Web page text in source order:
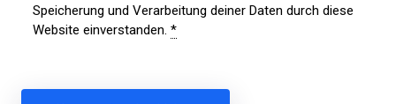
Speicherung und Verarbeitung deiner Daten durch diese
Website einverstanden. *